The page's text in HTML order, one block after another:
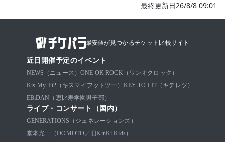
最終更新日26/8/8 09:01
最安値が見つかるチケット比較サイト
近日開催予定のイベント
NEWS（ニュース） ONE OK ROCK（ワンオクロック）
Kis-My-Ft2（キスマイフットツー） KEY TO LIT（キテレツ）
EBiDAN（恵比寿学園男子部）
ライブ・コンサート（国内）
GENERATIONS（ジェネレーションズ）
堂本光一（DOMOTO／旧KinKi Kids）